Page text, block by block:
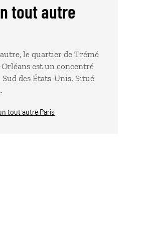
tout autre
le quartier de Trémé
est un concentré
des États-Unis. Situé
tout autre Paris